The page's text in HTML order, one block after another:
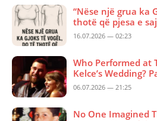
“Nëse një grua ka
thotë që pjesa e
16.07.2026 — 02:23
Who Performed at
Kelce’s Wedding?
06.07.2026 — 21:25
No One Imagined